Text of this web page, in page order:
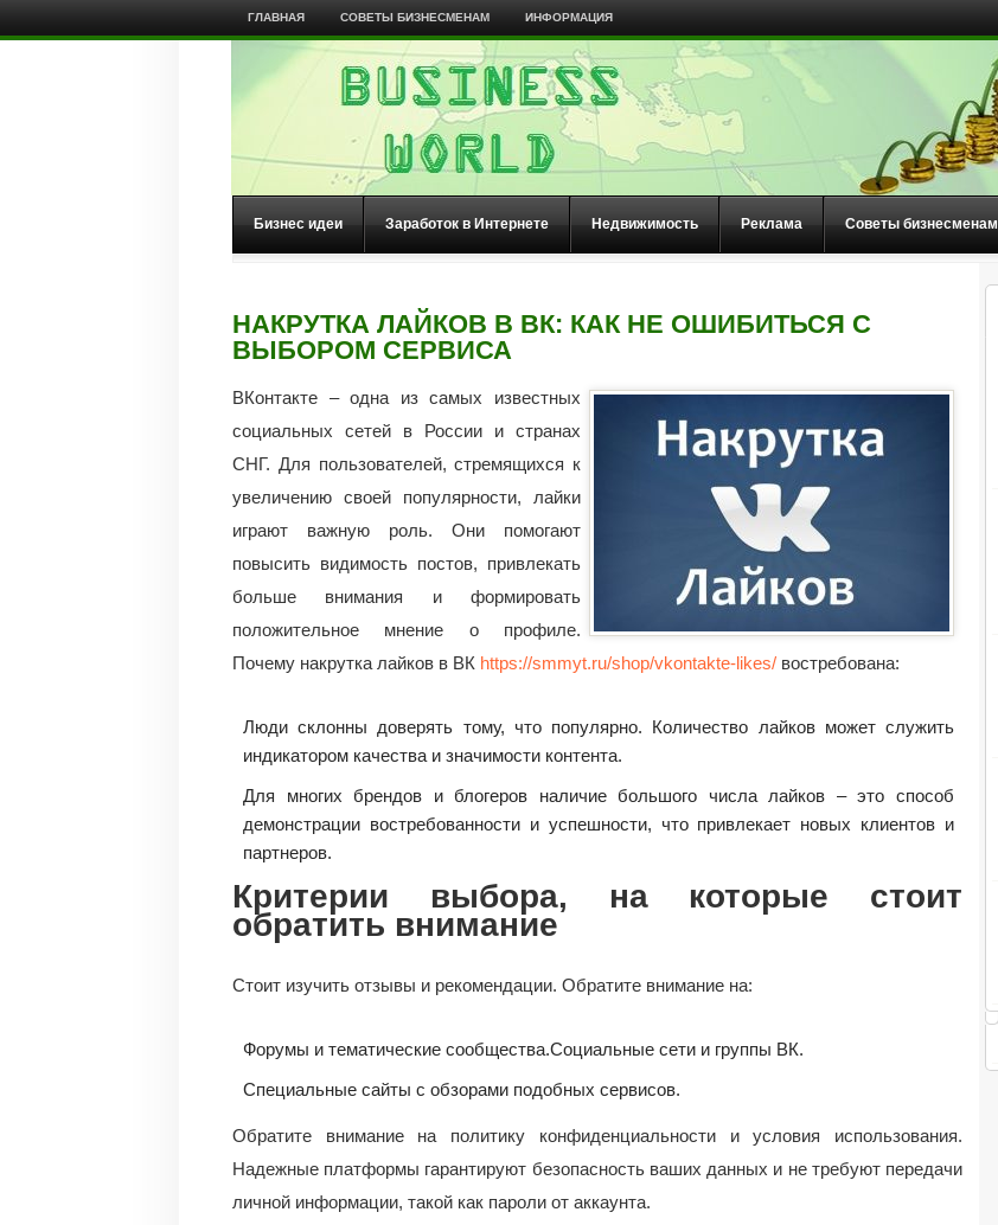
ГЛАВНАЯ СОВЕТЫ БИЗНЕСМЕНАМ ИНФОРМАЦИЯ
Бизнес идеи Заработок в Интернете Недвижимость Реклама Советы бизнесменам
НАКРУТКА ЛАЙКОВ В ВК: КАК НЕ ОШИБИТЬСЯ С
ВЫБОРОМ СЕРВИСА
ВКонтакте – одна из самых известных
социальных сетей в России и странах
СНГ. Для пользователей, стремящихся к
увеличению своей популярности, лайки
играют важную роль. Они помогают
повысить видимость постов, привлекать
больше внимания и формировать
положительное мнение о профиле.
Почему накрутка лайков в ВК https://smmyt.ru/shop/vkontakte-likes/ востребована:
Люди склонны доверять тому, что популярно. Количество лайков может служить
индикатором качества и значимости контента.
Для многих брендов и блогеров наличие большого числа лайков – это способ
демонстрации востребованности и успешности, что привлекает новых клиентов и
партнеров.
Критерии выбора, на которые стоит
обратить внимание
Стоит изучить отзывы и рекомендации. Обратите внимание на:
Форумы и тематические сообщества.Социальные сети и группы ВК.
Специальные сайты с обзорами подобных сервисов.
Обратите внимание на политику конфиденциальности и условия использования.
Надежные платформы гарантируют безопасность ваших данных и не требуют передачи
личной информации, такой как пароли от аккаунта.